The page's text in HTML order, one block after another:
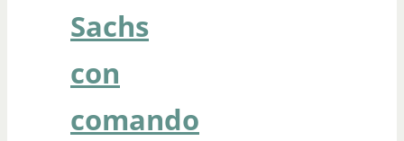
Sachs
con
comando